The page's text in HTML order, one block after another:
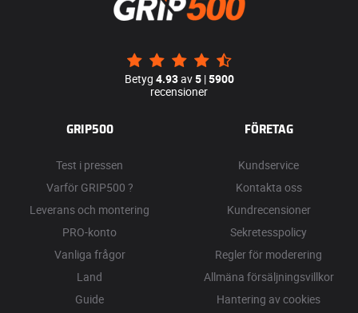
Betyg 4.93av5|5900
recensioner
GRIP500
Test i pressen
Varför GRIP500 ?
Leverans och montering
PRO-konto
Vanliga frågor
Land
Guide
FÖRETAG
Kundservice
Kontakta oss
Kundrecensioner
Sekretesspolicy
Regler för moderering
Allmäna försäljningsvillkor
Hantering av cookies